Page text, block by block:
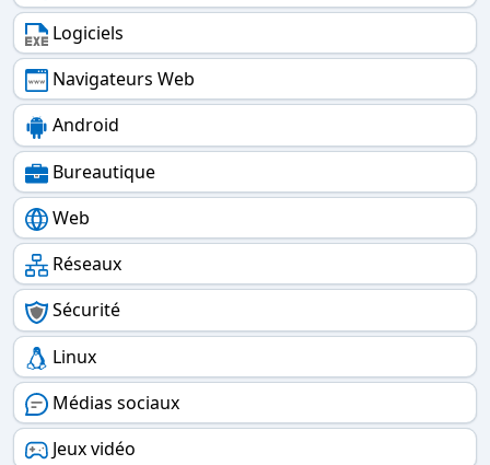
Logiciels
Navigateurs Web
Android
Bureautique
Web
Réseaux
Sécurité
Linux
Médias sociaux
Jeux vidéo